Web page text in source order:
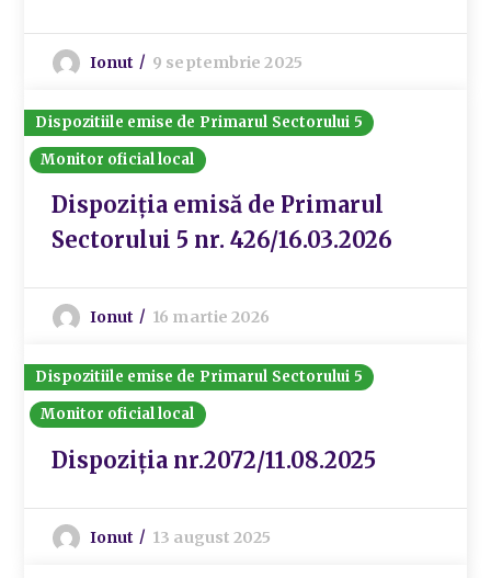
Ionut 9 septembrie 2025
Dispozitiile emise de Primarul Sectorului 5
Monitor oficial local
Dispoziția emisă de Primarul
Sectorului 5 nr. 426/16.03.2026
Ionut 16 martie 2026
Dispozitiile emise de Primarul Sectorului 5
Monitor oficial local
Dispoziția nr.2072/11.08.2025
Ionut 13 august 2025